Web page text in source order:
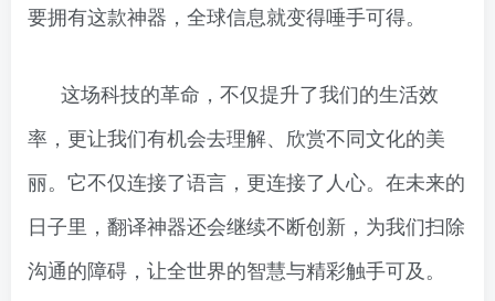
要拥有这款神器，全球信息就变得唾手可得。
这场科技的革命，不仅提升了我们的生活效
率，更让我们有机会去理解、欣赏不同文化的美
丽。它不仅连接了语言，更连接了人心。在未来的
日子里，翻译神器还会继续不断创新，为我们扫除
沟通的障碍，让全世界的智慧与精彩触手可及。